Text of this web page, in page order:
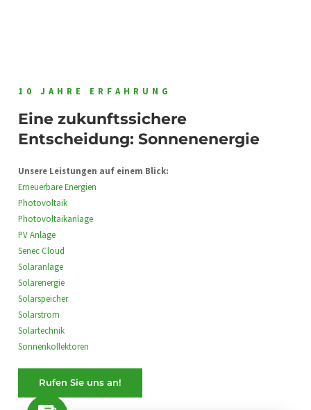
10 JAHRE ERFAHRUNG
Eine zukunftssichere
Entscheidung: Sonnenenergie
Unsere Leistungen auf einem Blick:
Erneuerbare Energien
Photovoltaik
Photovoltaikanlage
PV Anlage
Senec Cloud
Solaranlage
Solarenergie
Solarspeicher
Solarstrom
Solartechnik
Sonnenkollektoren
Rufen Sie uns an!